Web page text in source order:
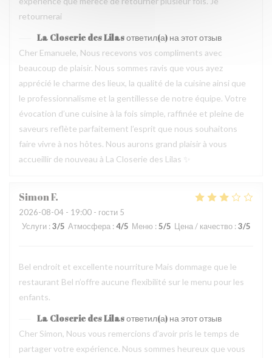
retournerai
La Closerie des Lilasответил(а) на этот отзыв
Cher Emanuele, Nous recevons vos compliments avec
beaucoup de plaisir. Nous sommes ravis que vous ayez
apprécié le charme des lieux, la qualité de la cuisine ainsi que
le professionnalisme et la gentillesse de notre équipe. Votre
évocation d’une cuisine à la fois simple, raffinée et pleine de
saveurs reflète parfaitement l’esprit que nous souhaitons
faire vivre à nos hôtes. Nous aurons grand plaisir à vous
accueillir de nouveau à La Closerie des Lilas ✨
SimonF
2026-08-04 - 19:00 - гости 5
Услуги : 3/5 Атмосфера : 4/5 Меню : 5/5 Цена / качество : 3/5
Bel endroit et excellente nourriture Mais dommage que le
restaurant Bel n’offre aucune flexibilité sur le menu pour les
enfants.
La Closerie des Lilasответил(а) на этот отзыв
Cher Simon, Nous vous remercions d’avoir pris le temps de
partager votre expérience. Nous sommes heureux que vous